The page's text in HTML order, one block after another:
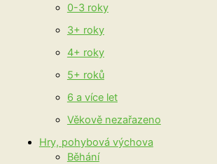
0-3 roky
3+ roky
4+ roky
5+ roků
6 a více let
Věkově nezařazeno
Hry, pohybová výchova
Běhání